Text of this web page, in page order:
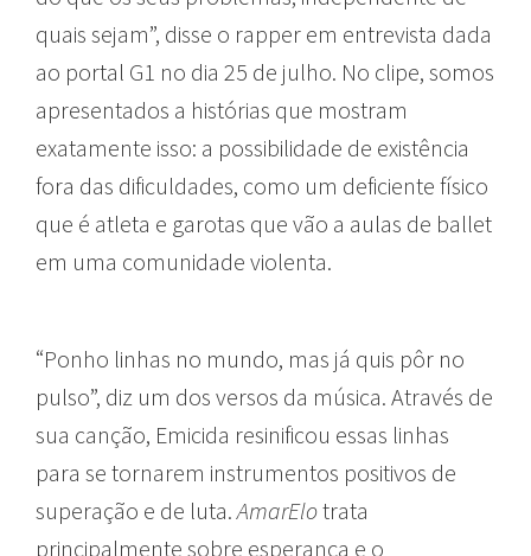
quais sejam”, disse o rapper em entrevista dada
ao portal G1 no dia 25 de julho. No clipe, somos
apresentados a histórias que mostram
exatamente isso: a possibilidade de existência
fora das dificuldades, como um deficiente físico
que é atleta e garotas que vão a aulas de ballet
em uma comunidade violenta.
“Ponho linhas no mundo, mas já quis pôr no
pulso”, diz um dos versos da música. Através de
sua canção, Emicida resinificou essas linhas
para se tornarem instrumentos positivos de
superação e de luta.AmarElotrata
principalmente sobre esperança e o